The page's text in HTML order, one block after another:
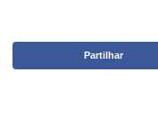
Partilhar